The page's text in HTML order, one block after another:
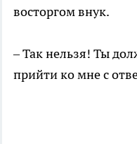
восторгом внук.
– Так нельзя! Ты
прийти ко мне с